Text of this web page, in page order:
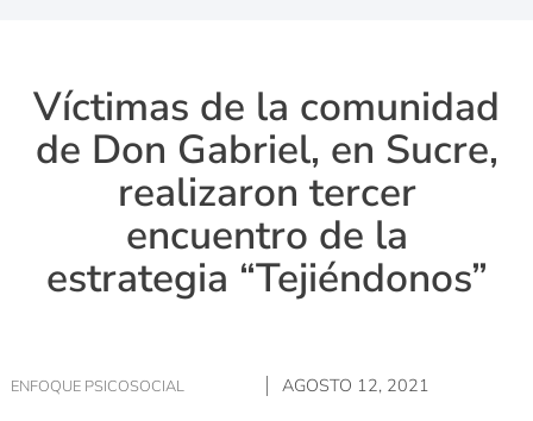
Víctimas de la comunidad
de Don Gabriel, en Sucre,
realizaron tercer
encuentro de la
estrategia “Tejiéndonos”
ENFOQUE PSICOSOCIAL AGOSTO 12, 2021